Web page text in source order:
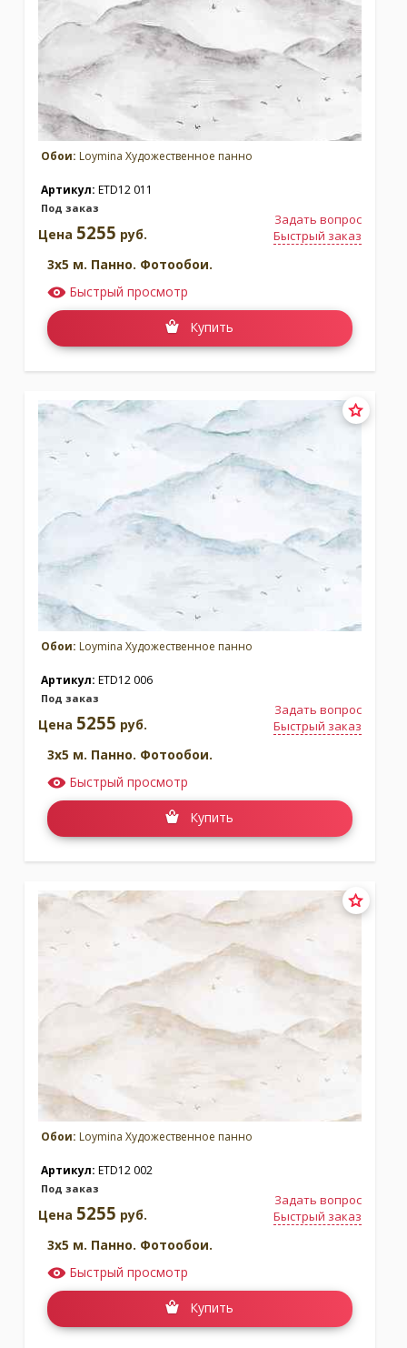
Обои: Loymina Художественное панно
Артикул: ETD12 011
Под заказ
Задать вопрос
Быстрый заказ
Цена 5255 руб.
3x5 м. Панно. Фотообои.
Быстрый просмотр
Купить
Обои: Loymina Художественное панно
Артикул: ETD12 006
Под заказ
Задать вопрос
Быстрый заказ
Цена 5255 руб.
3x5 м. Панно. Фотообои.
Быстрый просмотр
Купить
Обои: Loymina Художественное панно
Артикул: ETD12 002
Под заказ
Задать вопрос
Быстрый заказ
Цена 5255 руб.
3x5 м. Панно. Фотообои.
Быстрый просмотр
Купить